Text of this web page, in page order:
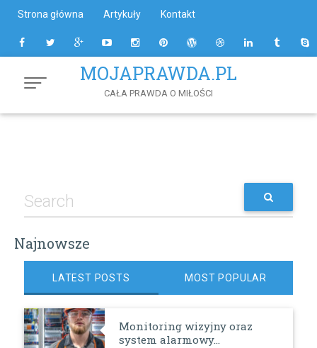
Content
Strona główna Artykuły Kontakt
MOJAPRAWDA.PL
CAŁA PRAWDA O MIŁOŚCI
Najnowsze
LATEST POSTS MOST POPULAR
Monitoring wizyjny oraz
system alarmowy...